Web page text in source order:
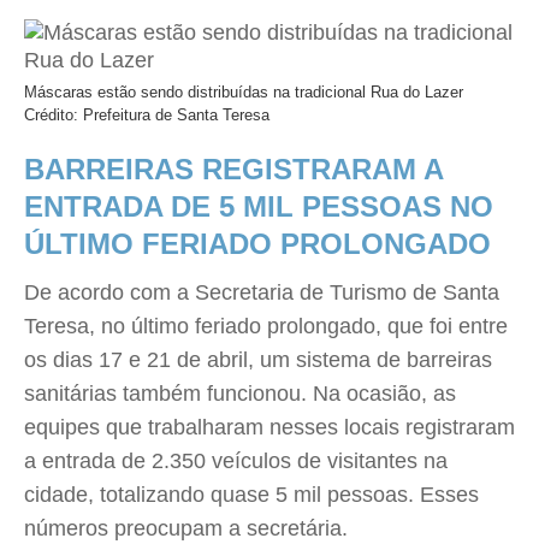
Máscaras estão sendo distribuídas na tradicional Rua do Lazer
Crédito: Prefeitura de Santa Teresa
BARREIRAS REGISTRARAM A
ENTRADA DE 5 MIL PESSOAS NO
ÚLTIMO FERIADO PROLONGADO
De acordo com a Secretaria de Turismo de Santa
Teresa, no último feriado prolongado, que foi entre
os dias 17 e 21 de abril, um sistema de barreiras
sanitárias também funcionou. Na ocasião, as
equipes que trabalharam nesses locais registraram
a entrada de 2.350 veículos de visitantes na
cidade, totalizando quase 5 mil pessoas. Esses
números preocupam a secretária.